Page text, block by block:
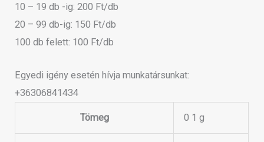
10 – 19 db -ig: 200 Ft/db
20 – 99 db-ig: 150 Ft/db
100 db felett: 100 Ft/db
Egyedi igény esetén hívja munkatársunkat:
+36306841434
Tömeg 0 1 g